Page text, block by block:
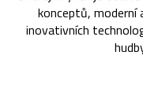
konceptů, moderní
inovativních